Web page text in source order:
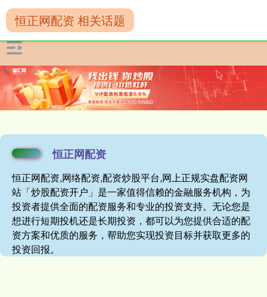
恒正网配资
恒正网配资,网络配资,配资炒股平台,网上正规实盘配资网
站「炒股配资开户」是一家值得信赖的金融服务机构，为
投资者提供全面的配资服务和专业的投资支持。无论您是
想进行短期投机还是长期投资，都可以为您提供合适的配
资方案和优质的服务，帮助您实现投资目标并获取更多的
投资回报。
恒正网配资 相关话题